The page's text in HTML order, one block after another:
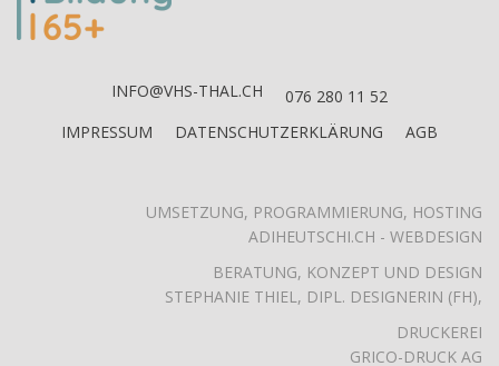
INFO@VHS-THAL.CH
076 280 11 52
IMPRESSUM
DATENSCHUTZERKLÄRUNG AGB
UMSETZUNG, PROGRAMMIERUNG, HOSTING
ADIHEUTSCHI.CH - WEBDESIGN
BERATUNG, KONZEPT UND DESIGN
STEPHANIE THIEL, DIPL. DESIGNERIN (FH),
DRUCKEREI
GRICO-DRUCK AG